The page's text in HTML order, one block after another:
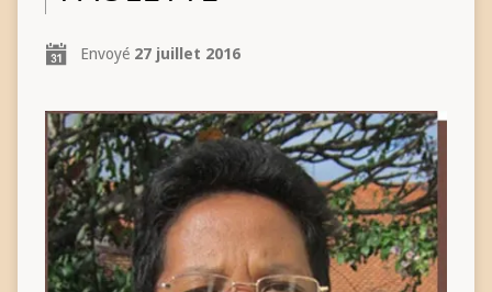
Envoyé 27 juillet 2016